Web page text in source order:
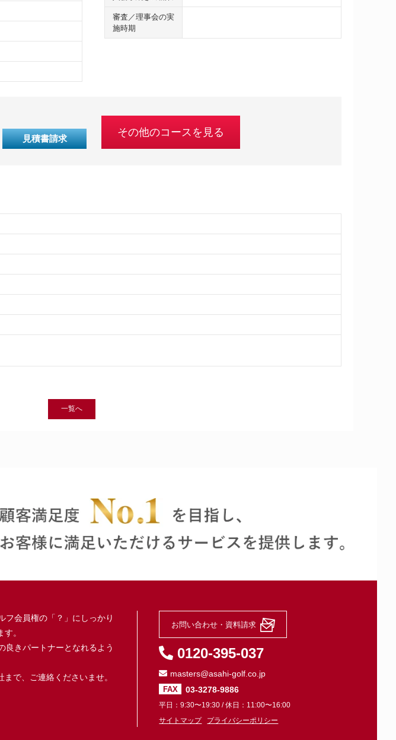
審査／理事会の実
施時期
見積書請求
その他のコースを見る
一覧へ
フ会員権の「？」にしっかり
。
良きパートナーとなれるよう
で、ご連絡くださいませ。
お問い合わせ・資料請求
0120-395-037
masters@asahi-golf.co.jp
FAX 03-3278-9886
平日：9:30〜19:30 / 休日：11:00〜16:00
サイトマップ
プライバシーポリシー